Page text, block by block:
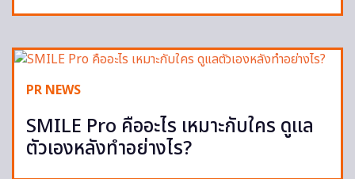
PR NEWS
SMILE Pro คืออะไร เหมาะกับใคร ดูแล
ตัวเองหลังทำอย่างไร?